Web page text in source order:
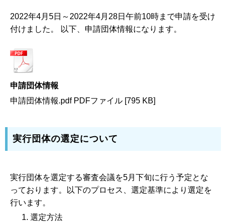
2022年4月5日～2022年4月28日午前10時まで申請を受け
付けました。 以下、申請団体情報になります。
申請団体情報
申請団体情報.pdf PDFファイル [795 KB]
実行団体の選定について
実行団体を選定する審査会議を5月下旬に行う予定とな
っております。以下のプロセス、選定基準により選定を
行います。
選定方法